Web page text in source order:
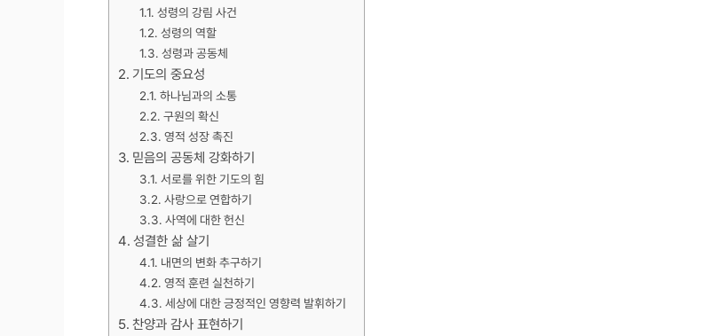
성령의 강림 사건
성령의 역할
성령과 공동체
기도의 중요성
하나님과의 소통
구원의 확신
영적 성장 촉진
믿음의 공동체 강화하기
서로를 위한 기도의 힘
사랑으로 연합하기
사역에 대한 헌신
성결한 삶 살기
내면의 변화 추구하기
영적 훈련 실천하기
세상에 대한 긍정적인 영향력 발휘하기
찬양과 감사 표현하기